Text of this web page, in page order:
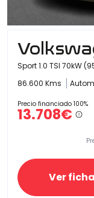
Sport 1.0 TSI 70kW
86.600 Kms
Precio financiado 100%
13.708€
Ver ficha